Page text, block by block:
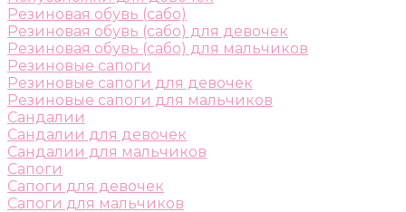
Резиновая обувь (сабо)
Резиновая обувь (сабо) для девочек
Резиновая обувь (сабо) для мальчиков
Резиновые сапоги
Резиновые сапоги для девочек
Резиновые сапоги для мальчиков
Сандалии
Сандалии для девочек
Сандалии для мальчиков
Сапоги
Сапоги для девочек
Сапоги для мальчиков